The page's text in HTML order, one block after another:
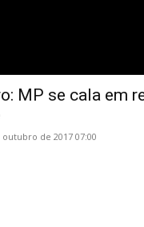
MP se cala em
outubro de 2017 07:00